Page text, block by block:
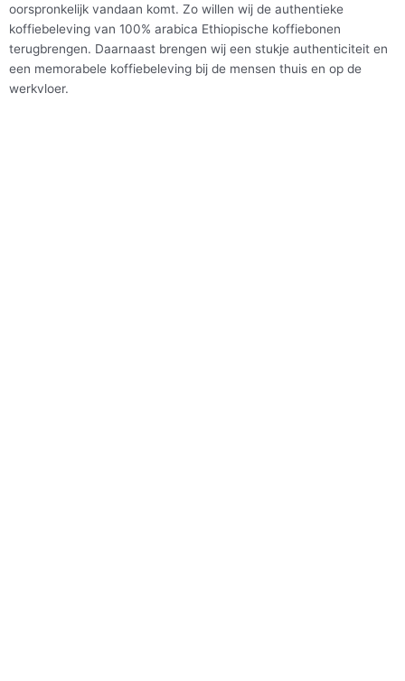
oorspronkelijk vandaan komt. Zo willen wij de authentieke
koffiebeleving van 100% arabica Ethiopische koffiebonen
terugbrengen. Daarnaast brengen wij een stukje authenticiteit en
een memorabele koffiebeleving bij de mensen thuis en op de
werkvloer.